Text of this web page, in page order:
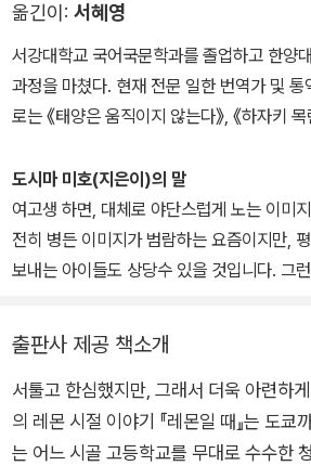
청소당번이 같아.”
지금까지 경험한 적도 없고 생각해본 적도
고 있을 것이다. 그 생활은 우리를 힘차게 빨
러 가지 것들을 졸업할 때의 우리는 알고 있
음이 마냥 들떴다. 삼 년 후의 나를 향해 크
다. - 본문 중에서
상을 받아 등단했다. 2009년까지 청소년 문
자유기고가로 일하고 있다. 데뷔작인 『파란
『레몬일 때』 『오월의 충치』 등이 국내에 소
옮긴이: 서혜영
서강대학교 국어국문학과를 졸업하고 한양
과정을 마쳤다. 현재 전문 일한 번역가 및 통
로는 《태양은 움직이지 않는다》, 《하자키 목
이의 무덤》, 《매리지 블루》, 《명탐정 홈즈걸의 책장》, 《명탐정 홈즈
걸의 사라진 원고지》, 《비 그친 오후의 헌책
《소리나는 모래 위를 걷는 개》, 《하노이의 탑
다》 등이 있다.
도시마 미호(지은이)의 말
여고생 하면, 대체로 야단스럽게 노는 이미
전히 병든 이미지가 범람하는 요즘이지만,
보내는 아이들도 상당수 있을 것입니다. 그
설집에 매달렸습니다.
출판사 제공 책소개
서툴고 한심했지만, 그래서 더욱 아련하
의 레몬 시절 이야기 『레몬일 때』는 도쿄까지 네 시간 반이 걸리
는 어느 시골 고등학교를 무대로 수수한